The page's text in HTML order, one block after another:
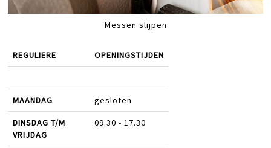
Messen slijpen
REGULIERE OPENINGSTIJDEN
MAANDAG gesloten
DINSDAG T/M
VRIJDAG
09.30 - 17.30